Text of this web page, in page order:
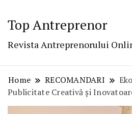
Top Antreprenor
Revista Antreprenorului
Home RECOMANDARI
Publicitate Creativă și